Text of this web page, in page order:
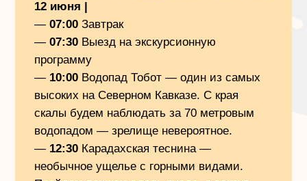
—20:00Вечерние танцы
ДЕНЬ 4